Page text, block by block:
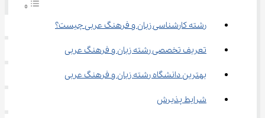
رشته کارشناسی زبان و فرهنگ عربی چیست؟
تعریف تخصصی رشته زﺑﺎن و ﻓﺮﻫﻨﮓ عربی
بهترین دانشگاه رشته زبان و فرهنگ عربی
شرایط پذیرش